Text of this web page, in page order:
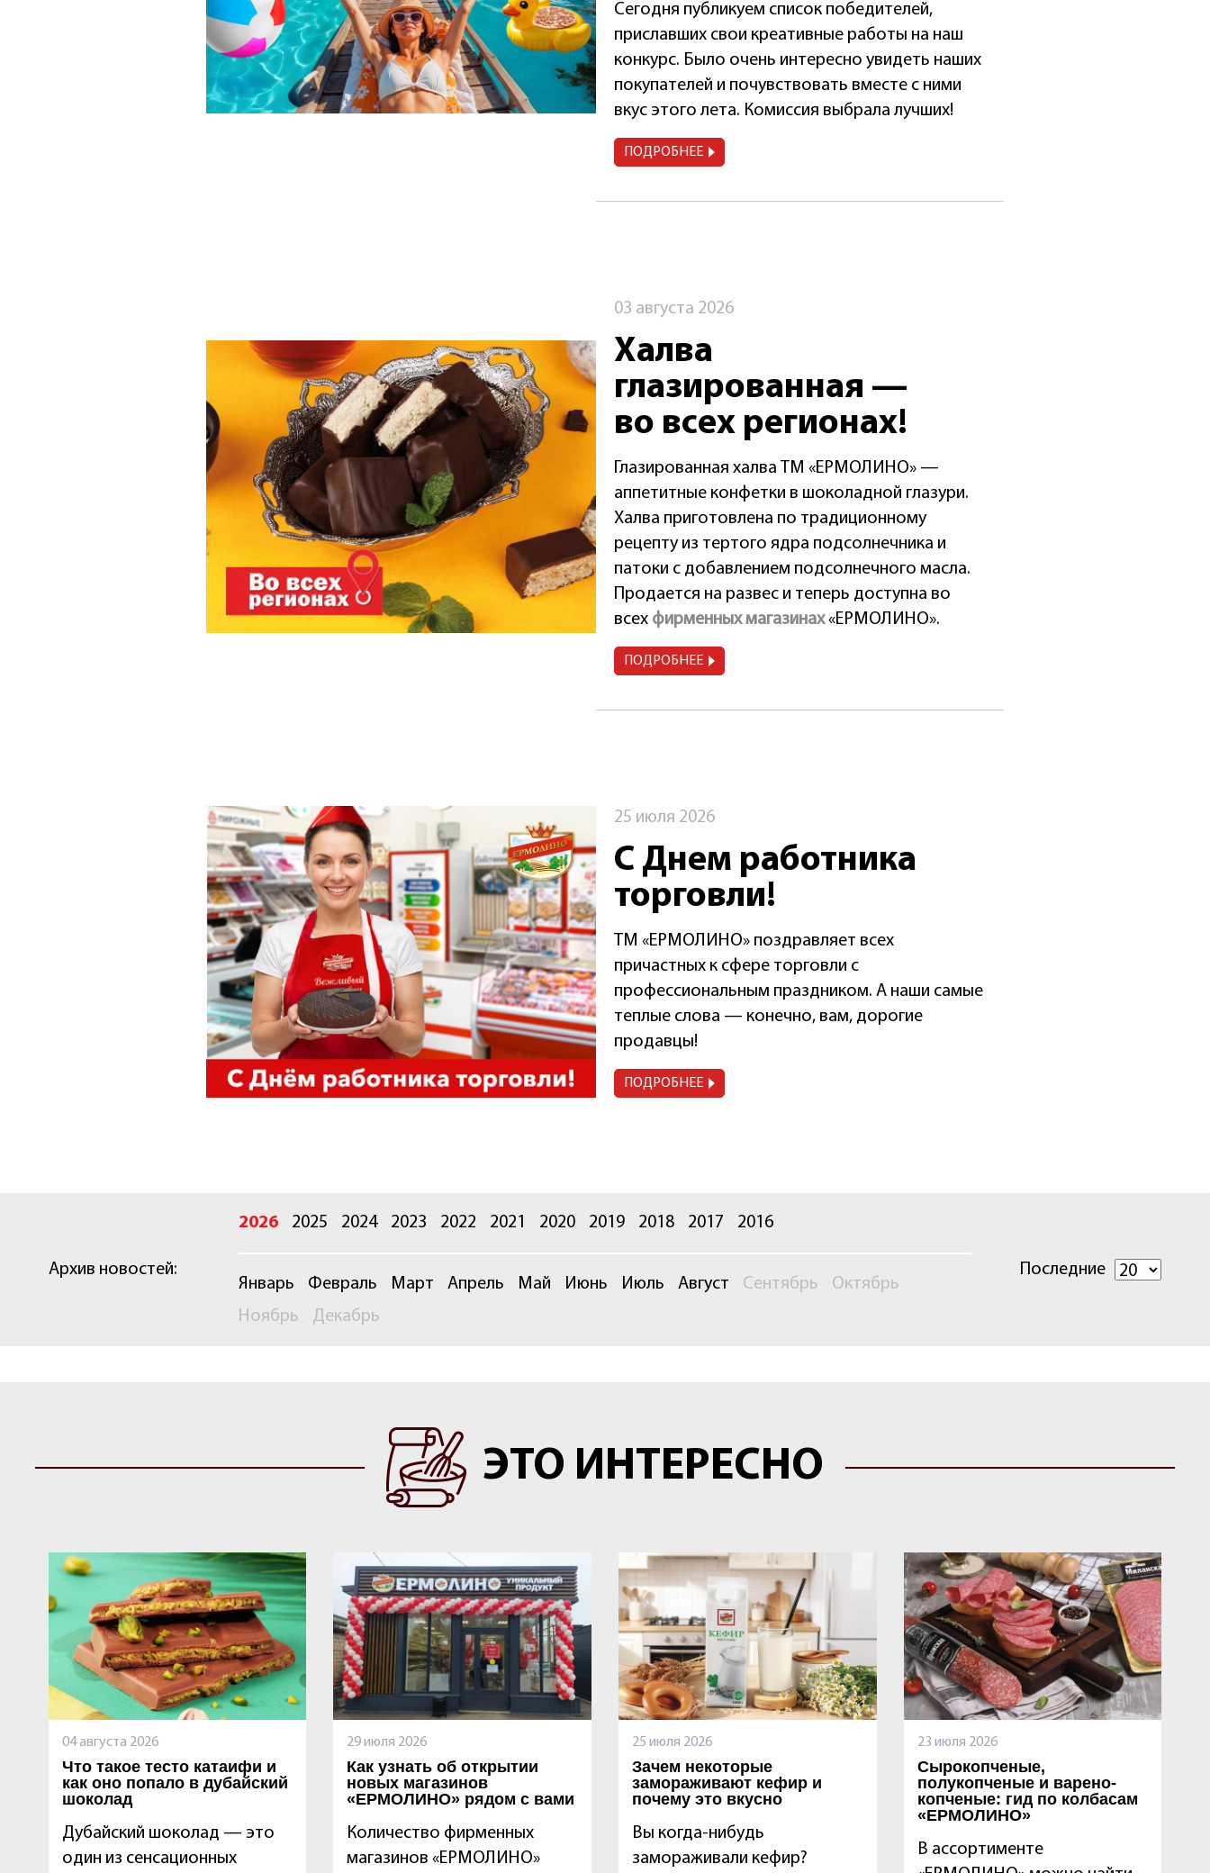
Сегодня публикуем список победителей,
приславших свои креативные работы на наш
конкурс. Было очень интересно увидеть наших
покупателей и почувствовать вместе с ними
вкус этого лета. Комиссия выбрала лучших!
ПОДРОБНЕЕ
03 августа 2026
Халва
глазированная —
во всех регионах!
Глазированная халва ТМ «ЕРМОЛИНО» —
аппетитные конфетки в шоколадной глазури.
Халва приготовлена по традиционному
рецепту из тертого ядра подсолнечника и
патоки с добавлением подсолнечного масла.
Продается на развес и теперь доступна во
всех фирменных магазинах«ЕРМОЛИНО».
ПОДРОБНЕЕ
25 июля 2026
С Днем работника
торговли!
ТМ «ЕРМОЛИНО» поздравляет всех
причастных к сфере торговли с
профессиональным праздником. А наши самые
теплые слова — конечно, вам, дорогие
продавцы!
ПОДРОБНЕЕ
Архив новостей:
2026 2025 2024 2023 2022 2021 2020 2019 2018 2017 2016
Январь Февраль Март Апрель Май Июнь Июль Август Сентябрь
Октябрь
Ноябрь
Декабрь
Последние
ЭТО ИНТЕРЕСНО
04 августа 2026
Что такое тесто катаифи и
как оно попало в дубайский
шоколад
Дубайский шоколад — это
один из сенсационных
29 июля 2026
Как узнать об открытии
новых магазинов
«ЕРМОЛИНО» рядом с вами
Количество фирменных
магазинов «ЕРМОЛИНО»
25 июля 2026
Зачем некоторые
замораживают кефир и
почему это вкусно
Вы когда-нибудь
замораживали кефир?
23 июля 2026
Сырокопченые,
полукопченые и варено-
копченые: гид по колбасам
«ЕРМОЛИНО»
В ассортименте